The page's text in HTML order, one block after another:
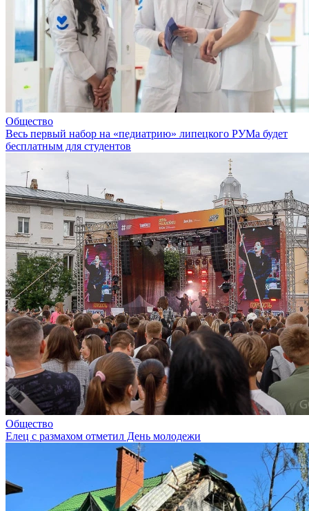
Общество
Весь первый набор на «педиатрию» липецкого РУМа будет
бесплатным для студентов
Общество
Елец с размахом отметил День молодежи